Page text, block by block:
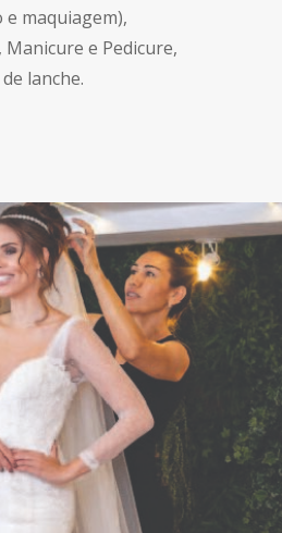
e maquiagem),
e Pedicure,
lanche.